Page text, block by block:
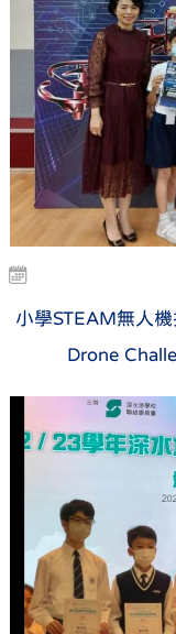
小學STEAM無人
Drone